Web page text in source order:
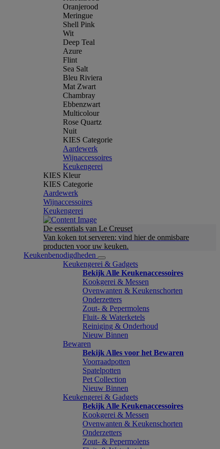
Oranjerood
Meringue
Shell Pink
Wit
Deep Teal
Azure
Flint
Sea Salt
Bleu Riviera
Mat Zwart
Chambray
Ebbenzwart
Multicolour
Rose Quartz
Nuit
KIES Categorie
Aardewerk
Wijnaccessoires
Keukengerei
KIES Kleur
KIES Categorie
Aardewerk
Wijnaccessoires
Keukengerei
De essentials van Le Creuset
Van koken tot serveren: vind hier de onmisbare
producten voor uw keuken.
Keukenbenodigdheden
Keukengerei & Gadgets
Bekijk Alle Keukenaccessoires
Kookgerei & Messen
Ovenwanten & Keukenschorten
Onderzetters
Zout- & Pepermolens
Fluit- & Waterketels
Reiniging & Onderhoud
Nieuw Binnen
Bewaren
Bekijk Alles voor het Bewaren
Voorraadpotten
Spatelpotten
Pet Collection
Nieuw Binnen
Keukengerei & Gadgets
Bekijk Alle Keukenaccessoires
Kookgerei & Messen
Ovenwanten & Keukenschorten
Onderzetters
Zout- & Pepermolens